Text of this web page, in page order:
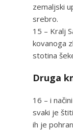
zemaljski
srebro.
15 – Kralj
kovanoga
stotina
Druga
16 – i
svaki je
ih je